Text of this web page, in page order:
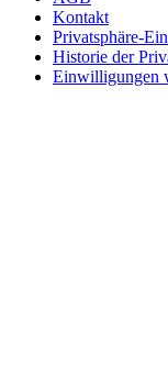
Kontakt
Privatsphäre-
Historie der
Einwilligungen